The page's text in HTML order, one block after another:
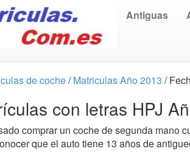
Antiguas
de coche/Matriculas Año 2013 /
con letras HPJ
comprar un coche de segunda mano
que el auto tiene 13 años de